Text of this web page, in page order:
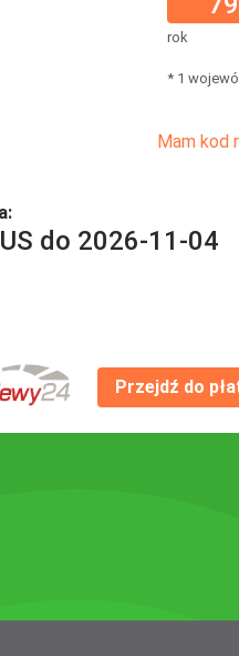
rok
* 1
Mam kod
do 2026-11-04
Przejdź do